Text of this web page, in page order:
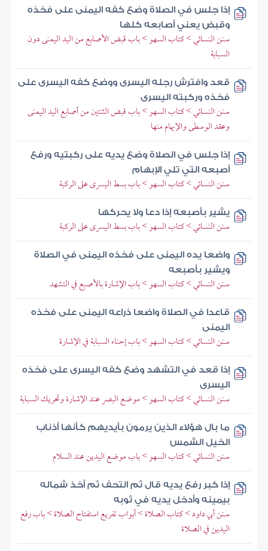
إذا جلس في الصلاة وضع كفه اليمنى على فخذه
وقبض يعني أصابعه كلها
سنن النسائي > كتاب السهو > باب قبض الأصابع من اليد اليمنى دون
السبابة
قعد وافترش رجله اليسرى ووضع كفه اليسرى على
فخذه وركبته اليسرى
سنن النسائي > كتاب السهو > باب قبض الثنتين من أصابع اليد اليمنى
وعقد الوسطى والإبهام منها
إذا جلس في الصلاة وضع يديه على ركبتيه ورفع
أصبعه التي تلي الإبهام
سنن النسائي > كتاب السهو > باب بسط اليسرى على الركبة
يشير بأصبعه إذا دعا ولا يحركها
سنن النسائي > كتاب السهو > باب بسط اليسرى على الركبة
واضعا يده اليمنى على فخذه اليمنى في الصلاة
ويشير بأصبعه
سنن النسائي > كتاب السهو > باب الإشارة بالأصبع في التشهد
قاعدا في الصلاة واضعا ذراعه اليمنى على فخذه
اليمنى
سنن النسائي > كتاب السهو > باب إحناء السبابة في الإشارة
إذا قعد في التشهد وضع كفه اليسرى على فخذه
اليسرى
سنن النسائي > كتاب السهو > موضع البصر عند الإشارة وتحريك السبابة
ما بال هؤلاء الذين يرمون بأيديهم كأنها أذناب
الخيل الشمس
سنن النسائي > كتاب السهو > باب موضع اليدين عند السلام
إذا كبر رفع يديه قال ثم التحف ثم أخذ شماله
بيمينه وأدخل يديه في ثوبه
سنن أبي داود > كتاب الصلاة > أبواب تفريع استفتاح الصلاة > باب رفع
اليدين في الصلاة